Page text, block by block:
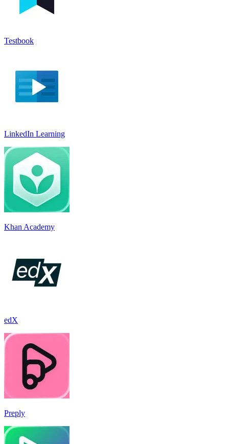
Testbook
LinkedIn Learnin‪g
Khan Academy
edX
Preply